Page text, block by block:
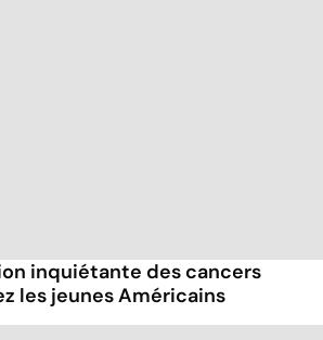
inquiétante des cancers
les jeunes Américains